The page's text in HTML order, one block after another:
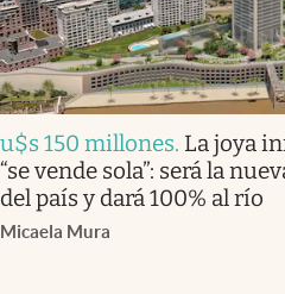
u$s 150 millones. La joya
“se vende sola”: será la
del país y dará 100% al río
Micaela Mura